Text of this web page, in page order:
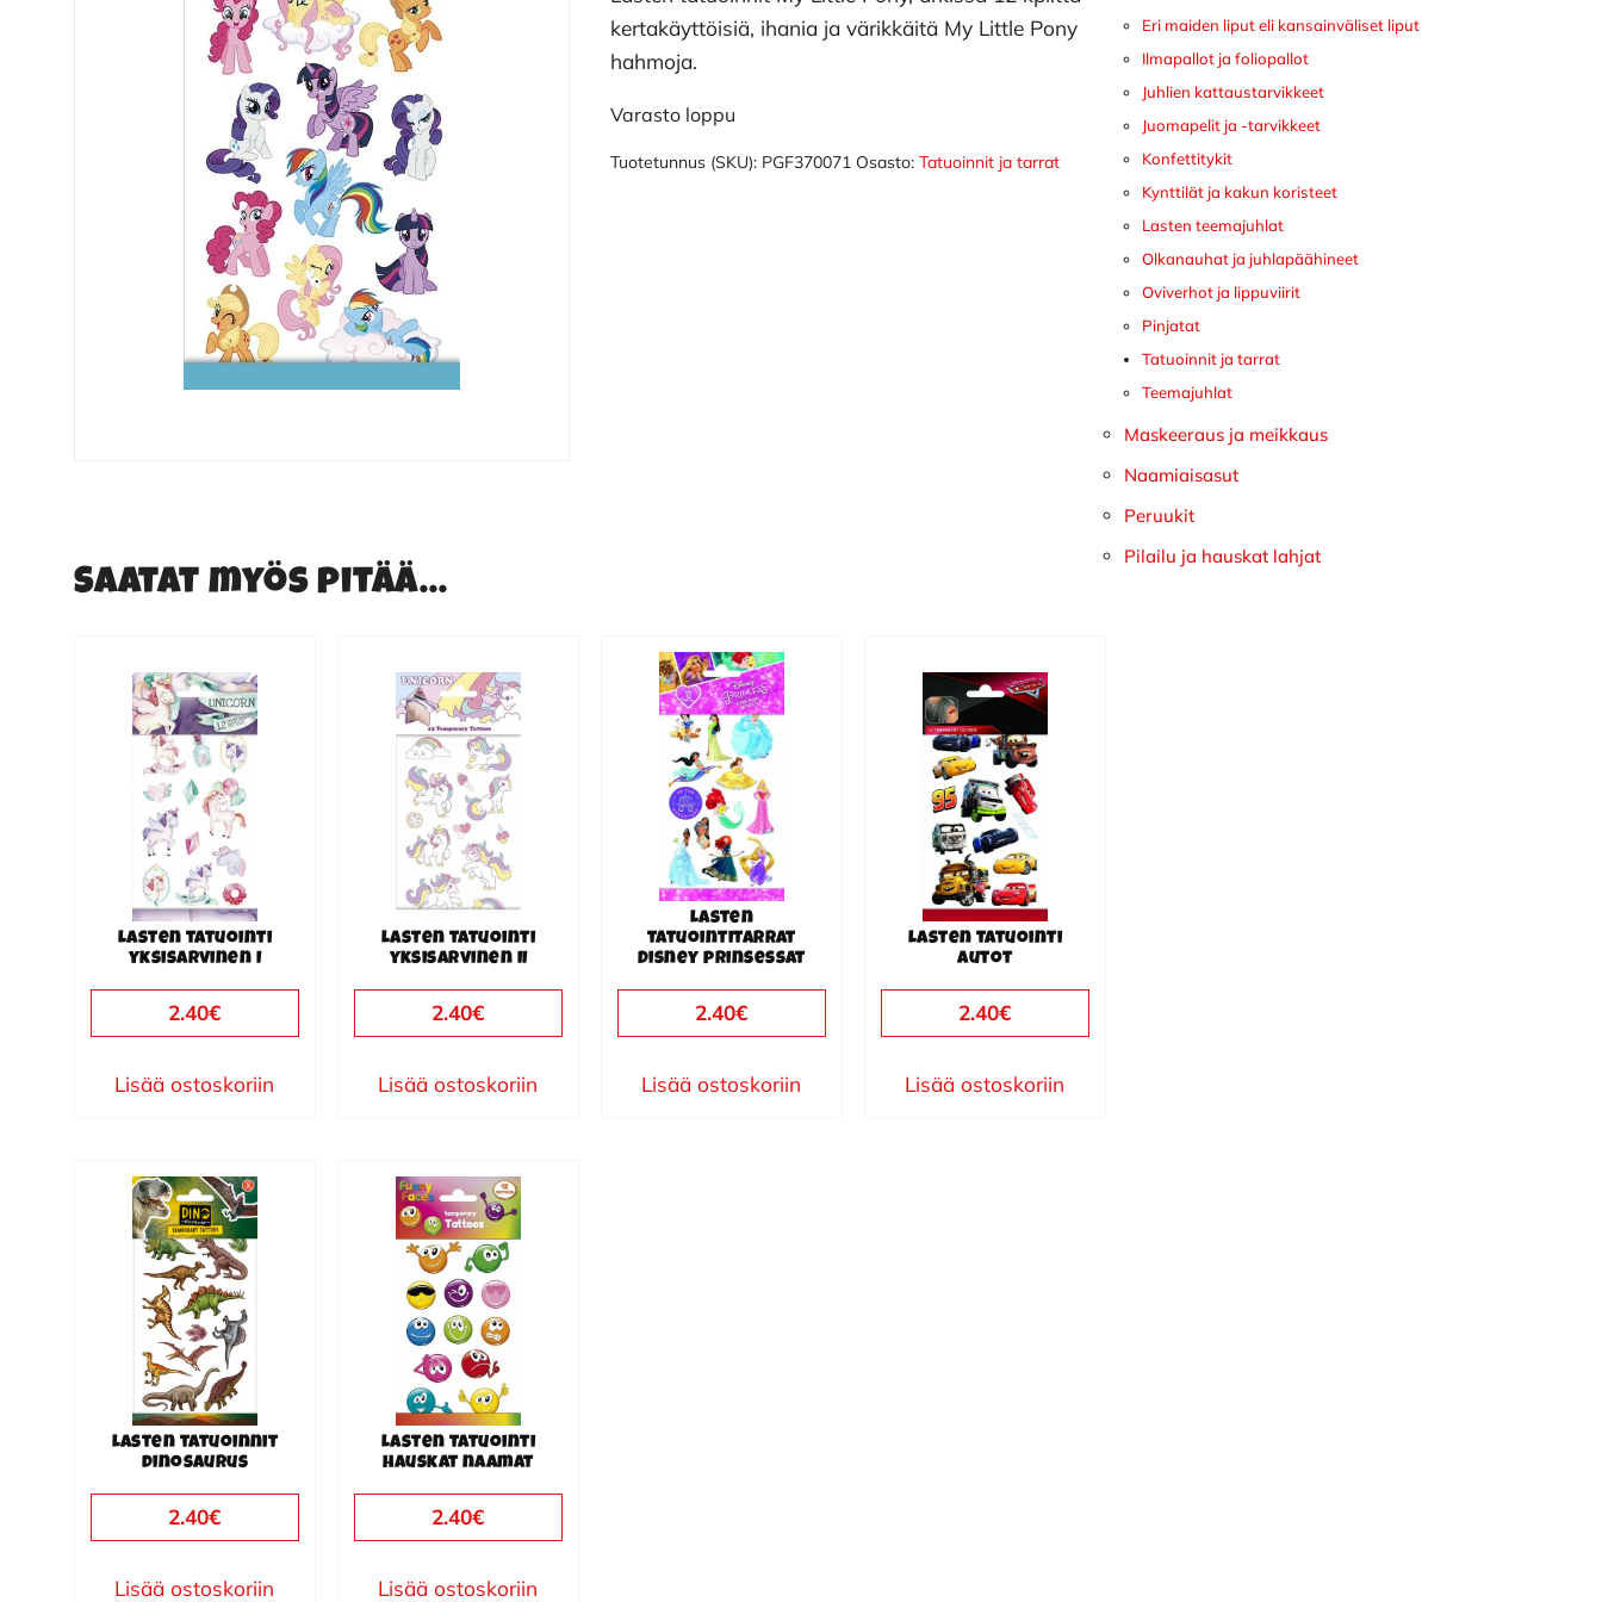
kertakäyttöisiä, ihania ja värikkäitä My Little Pony
hahmoja.
Varasto loppu
Tuotetunnus (SKU): PGF370071 Osasto:Tatuoinnit ja tarrat
Saatat myös pitää...
Lasten tatuointi
yksisarvinen I
2.40€
Lisää ostoskoriin
Lasten tatuointi
yksisarvinen II
2.40€
Lisää ostoskoriin
Lasten
tatuointitarrat
Disney prinsessat
2.40€
Lisää ostoskoriin
Lasten tatuointi
Autot
2.40€
Lisää ostoskoriin
Lasten tatuoinnit
dinosaurus
2.40€
Lisää ostoskoriin
Lasten tatuointi
hauskat naamat
2.40€
Lisää ostoskoriin
Eri maiden liput eli kansainväliset liput
Ilmapallot ja foliopallot
Juhlien kattaustarvikkeet
Juomapelit ja -tarvikkeet
Konfettitykit
Kynttilät ja kakun koristeet
Lasten teemajuhlat
Olkanauhat ja juhlapäähineet
Oviverhot ja lippuviirit
Pinjatat
Tatuoinnit ja tarrat
Teemajuhlat
Maskeeraus ja meikkaus
Naamiaisasut
Peruukit
Pilailu ja hauskat lahjat